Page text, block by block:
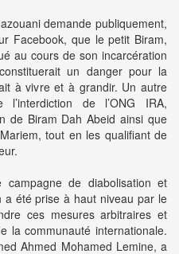
demande publiquement,
Facebook, que le petit Biram,
au cours de son incarcération
un danger pour la
à vivre et à grandir. Un autre
de l’ONG IRA,
de Biram Dah Abeid ainsi que
tout en les qualifiant de
de diabolisation et
a été prise à haut niveau par le
ces mesures arbitraires et
la communauté internationale.
Ahmed Mohamed Lemine, a